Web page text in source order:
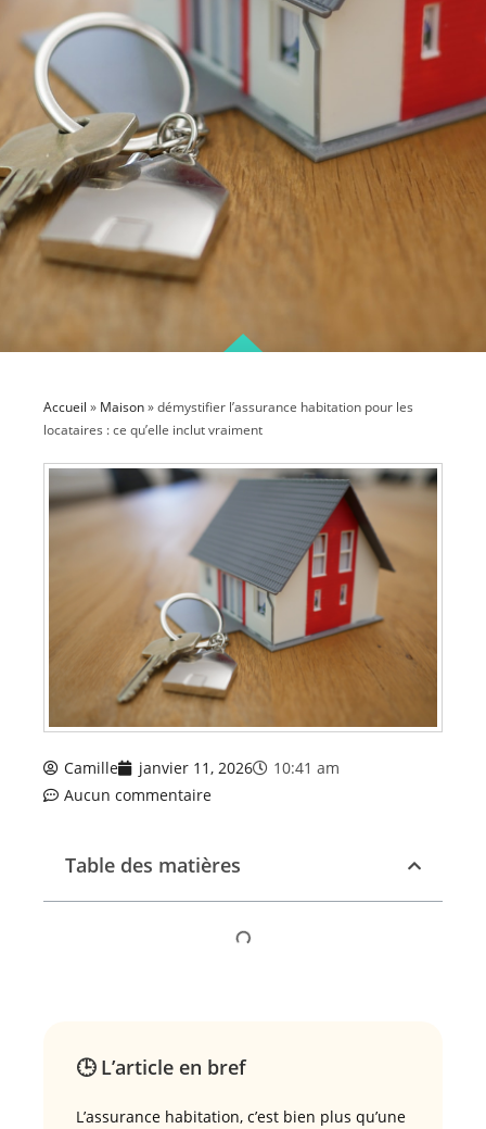
Accueil » Maison»démystifier l’assurance habitation pour les
locataires : ce qu’elle inclut vraiment
Camille janvier 11, 2026
10:41 am
Aucun commentaire
Table des matières
🕒 L’article en bref
L’assurance habitation, c’est bien plus qu’une